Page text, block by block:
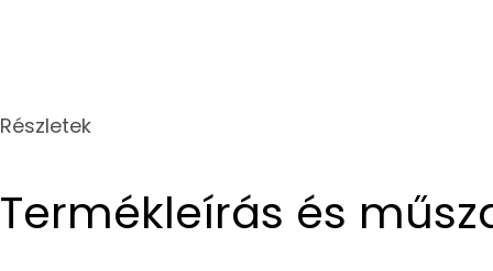
Részletek
Termékleírás és